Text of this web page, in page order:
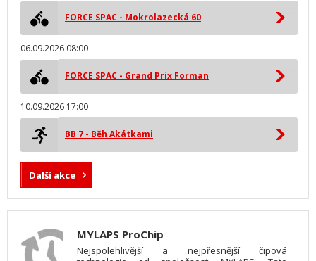
FORCE SPAC - Mokrolazecká 60
06.09.2026 08:00
FORCE SPAC - Grand Prix Forman
10.09.2026 17:00
BB 7 - Běh Akátkami
Další akce
MYLAPS ProChip
Nejspolehlivější a nejpřesnější čipová